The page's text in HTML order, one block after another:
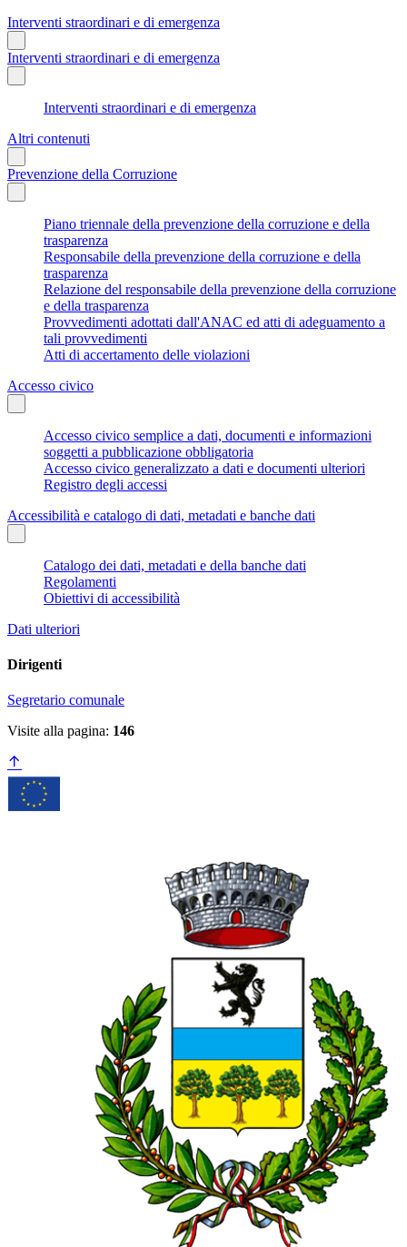
Interventi straordinari e di emergenza
Interventi straordinari e di emergenza
Interventi straordinari e di emergenza
Altri contenuti
Prevenzione della Corruzione
Piano triennale della prevenzione della corruzione e della
trasparenza
Responsabile della prevenzione della corruzione e della
trasparenza
Relazione del responsabile della prevenzione della corruzione
e della trasparenza
Provvedimenti adottati dall'ANAC ed atti di adeguamento a
tali provvedimenti
Atti di accertamento delle violazioni
Accesso civico
Accesso civico semplice a dati, documenti e informazioni
soggetti a pubblicazione obbligatoria
Accesso civico generalizzato a dati e documenti ulteriori
Registro degli accessi
Accessibilità e catalogo di dati, metadati e banche dati
Catalogo dei dati, metadati e della banche dati
Regolamenti
Obiettivi di accessibilità
Dati ulteriori
Dirigenti
Segretario comunale
Visite alla pagina: 146